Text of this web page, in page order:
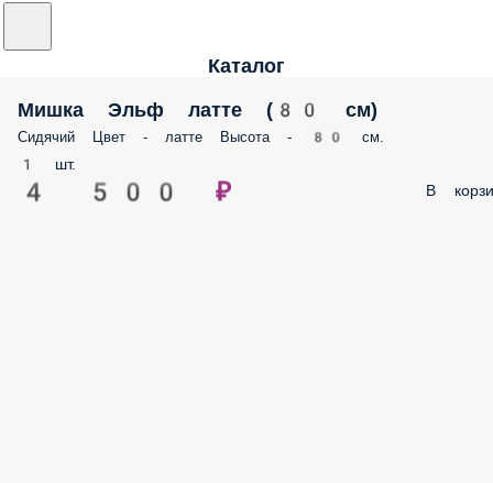
Каталог
Мишка Эльф латте (80 см)
Сидячий Цвет - латте Высота - 80 см.
1 шт.
4 500 ₽ В